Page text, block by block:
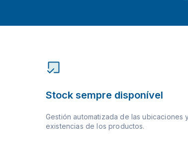
Stock sempre disponível
Gestión automatizada de las ubicaciones
existencias de los productos.